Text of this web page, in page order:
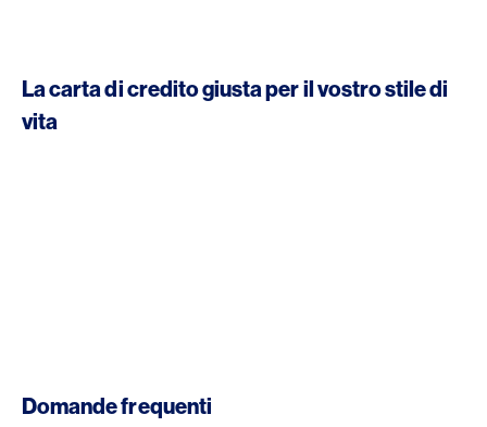
La carta di credito giusta per il vostro stile di
vita
Domande frequenti